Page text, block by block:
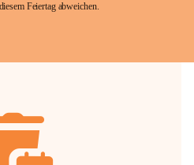
Feiertag abweichen.